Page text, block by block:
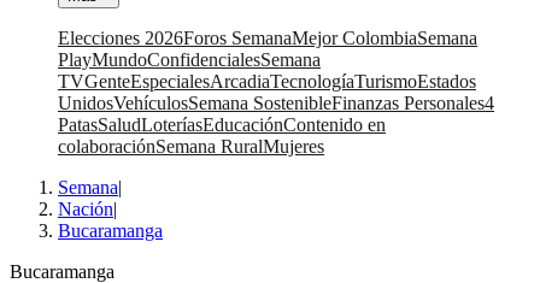
Elecciones 2026Foros SemanaMejor ColombiaSemana
PlayMundoConfidencialesSemana
TVGenteEspecialesArcadiaTecnologíaTurismoEstados
UnidosVehículosSemana SostenibleFinanzas Personales4
PatasSaludLoteríasEducaciónContenido en
colaboraciónSemana RuralMujeres
Semana|
Nación|
Bucaramanga
Bucaramanga